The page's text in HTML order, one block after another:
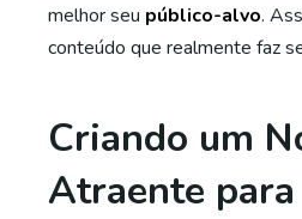
melhor seu público-alvo.
conteúdo que realmente faz
Criando um
Atraente